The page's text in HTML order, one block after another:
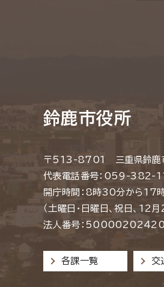
鈴鹿市役所
〒513-8701 三重県鈴鹿
代表電話番号：059-
開庁時間：8時30分から17
（土曜日・日曜日、祝日、12
法人番号：
各課一覧 交